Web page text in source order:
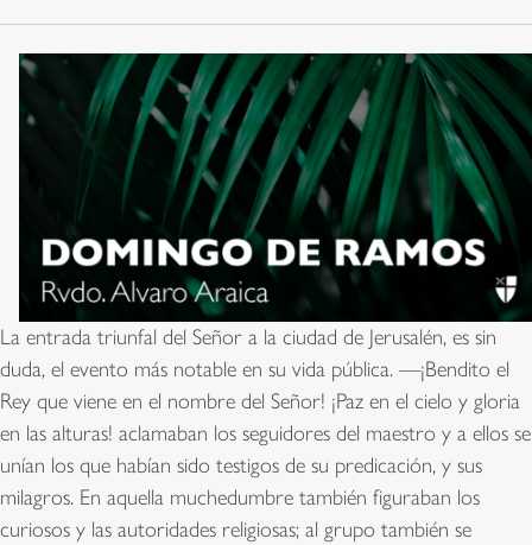
La entrada triunfal del Señor a la ciudad de Jerusalén, es sin
duda, el evento más notable en su vida pública. —¡Bendito el
Rey que viene en el nombre del Señor! ¡Paz en el cielo y gloria
en las alturas! aclamaban los seguidores del maestro y a ellos se
unían los que habían sido testigos de su predicación, y sus
milagros. En aquella muchedumbre también figuraban los
curiosos y las autoridades religiosas; al grupo también se